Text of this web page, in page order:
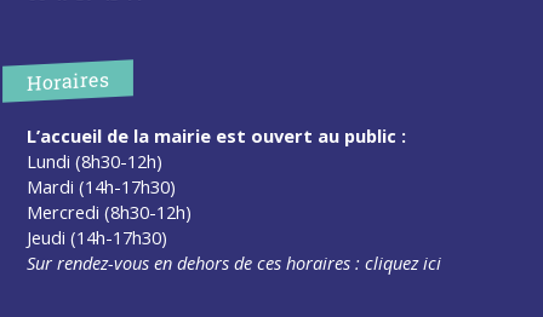
Horaires
L’accueil de la mairie est ouvert au public :
Lundi (8h30-12h)
Mardi (14h-17h30)
Mercredi (8h30-12h)
Jeudi (14h-17h30)
Sur rendez-vous en dehors de ces horaires :cliquez ici